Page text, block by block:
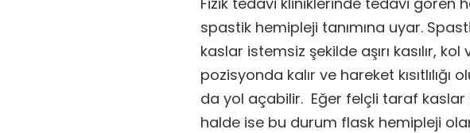
spastik hemipleji tanımına uyar.
kaslar istemsiz şekilde aşırı kasılır,
pozisyonda kalır ve hareket kısıtlılığı
da yol açabilir. Eğer felçli taraf kaslar
halde ise bu durum flask hemipleji